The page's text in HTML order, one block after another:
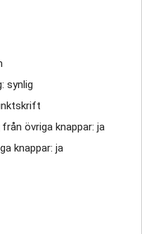
synlig
övriga knappar: ja
knappar: ja